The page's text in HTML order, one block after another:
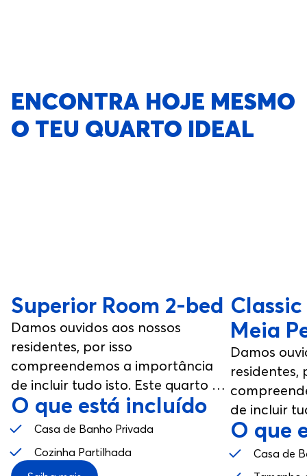
ENCONTRA HOJE MESMO
O TEU QUARTO IDEAL
Superior Room 2-bed
Damos ouvidos aos nossos
residentes, por isso
compreendemos a importância
de incluir tudo isto. Este quarto foi
desenhado a pensar no teu bem-
estar, desde a casa de banho
O que está incluído
Casa de Banho Privada
Cozinha Partilhada
Meia
Damos
residentes,
de incluir
estar,
O que
Casa de